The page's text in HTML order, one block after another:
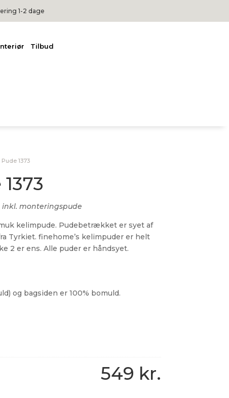
1-2 dage
Tilbud
1373
monteringspude
kelimpude. Pudebetrækket er syet af
Tyrkiet. finehome’s kelimpuder er helt
2 er ens. Alle puder er håndsyet.
og bagsiden er 100% bomuld.
549 kr.